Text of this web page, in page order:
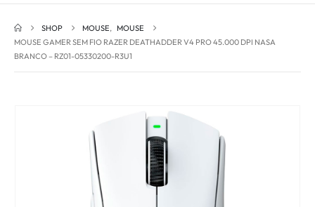
SHOP MOUSE, MOUSE
MOUSE GAMER SEM FIO RAZER DEATHADDER V4 PRO 45.000 DPI NASA
BRANCO – RZ01-05330200-R3U1